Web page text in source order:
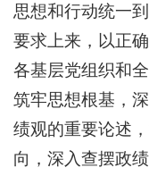
思想和行动统一
要求上来，以正
各基层党组织和
筑牢思想根基，
绩观的重要论述
向，深入查摆政